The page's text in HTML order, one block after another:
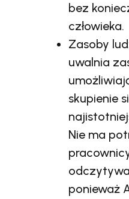
bez
człowieka.
Zasoby
uwalnia
skupienie
Nie ma
ponieważ